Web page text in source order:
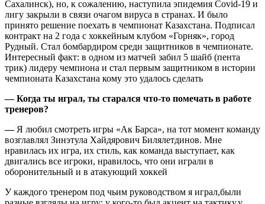
Сахалинск), но, к сожалению, наступила эпидемия Covid-19 и
лигу закрыли в связи очагом вируса в странах. И было
принято решение поехать в чемпионат Казахстана. Подписал
контракт на 2 года с хоккейным клубом «Горняк», город
Рудный. Стал бомбардиром среди защитников в чемпионате.
Интересный факт: в одном из матчей забил 5 шайб (пента
трик) лидеру чемпиона и стал первым защитником в истории
чемпионата Казахстана кому это удалось сделать
— Когда ты играл, ты старался что-то помечать в работе
тренеров?
— Я любил смотреть игры «Ак Барса», на тот момент команду
возглавлял Зинэтула Хайдярович Билялетдинов. Мне
нравилась их игра, их стиль, как команда выступает, как
двигались все игроки, нравилось, что они играли в
оборонительный и в атакующий хоккей
У каждого тренером под чьим руководством я играл,были